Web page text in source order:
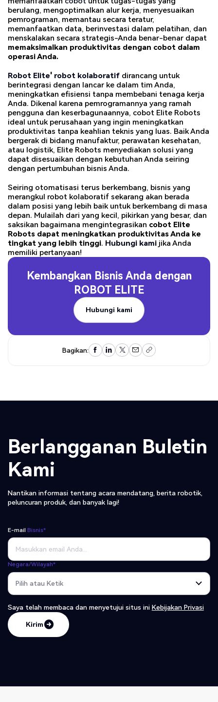
berulang, mengoptimalkan alur kerja, menyesuaikan
pemrograman, memantau secara teratur,
memanfaatkan data, berinvestasi dalam pelatihan, dan
menskalakan secara strategis-Anda benar-benar dapat
memaksimalkan produktivitas dengan cobot dalam
operasi Anda.
Robot Elite' robot kolaboratifdirancang untuk
berintegrasi dengan lancar ke dalam tim Anda,
meningkatkan efisiensi tanpa membebani tenaga kerja
Anda. Dikenal karena pemrogramannya yang ramah
pengguna dan keserbagunaannya, cobot Elite Robots
ideal untuk perusahaan yang ingin meningkatkan
produktivitas tanpa keahlian teknis yang luas. Baik Anda
bergerak di bidang manufaktur, perawatan kesehatan,
atau logistik, Elite Robots menyediakan solusi yang
dapat disesuaikan dengan kebutuhan Anda seiring
dengan pertumbuhan bisnis Anda.
Seiring otomatisasi terus berkembang, bisnis yang
merangkul robot kolaboratif sekarang akan berada
dalam posisi yang lebih baik untuk berkembang di masa
depan. Mulailah dari yang kecil, pikirkan yang besar, dan
saksikan bagaimana mengintegrasikan cobot Elite
Robots dapat meningkatkan produktivitas Anda ke
tingkat yang lebih tinggi. Hubungi kamijika Anda
memiliki pertanyaan!
Kembangkan Bisnis Anda dengan
ROBOT ELITE
Hubungi kami
Hubungi kami
Bagikan:
Berlangganan Buletin
Kami
Nantikan informasi tentang acara mendatang, berita robotik,
peluncuran produk, dan banyak lagi!
E-mail Bisnis*
Negara/Wilayah*
Saya telah membaca dan menyetujui situs ini Kebijakan Privasi
Kirim
Kirim